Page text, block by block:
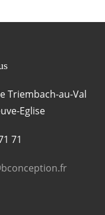
Triembach-au-Val
Eglise
71